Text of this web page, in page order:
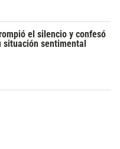
el silencio y confesó
situación sentimental